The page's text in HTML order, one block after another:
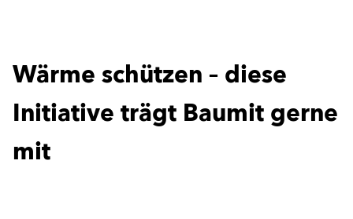
Wärme schützen– diese
Initiative trägt Baumit gerne
mit